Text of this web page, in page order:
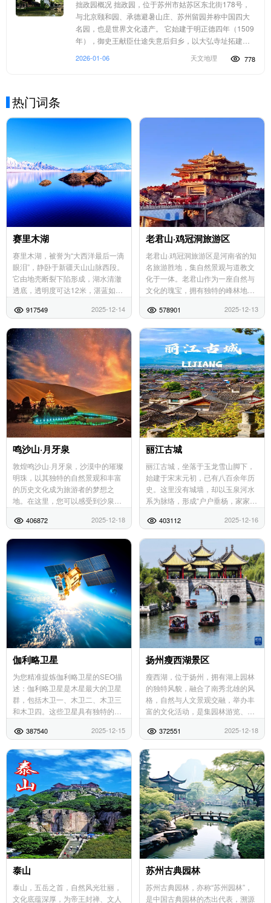
拙政园概况 拙政园，位于苏州市姑苏区东北街178号，
与北京颐和园、承德避暑山庄、苏州留园并称中国四大
名园，也是世界文化遗产。 它始建于明正德四年（1509
年），御史王献臣仕途失意后归乡，以大弘寺址拓建此
地52000平方米，分东、中、西三部分。东部明快开
2026-01-06 天文地理 778
热门词条
赛里木湖
赛里木湖，被誉为“大西洋最后一滴
眼泪”，静卧于新疆天山山脉西段。
它由地壳断裂下陷形成，湖水清澈
透底，透明度可达12米，湛蓝如宝
花怒放，绿草如茵；冬季，冰面晶
917549 2025-12-14
老君山·鸡冠洞旅游区
老君山·鸡冠洞旅游区是河南省的知
名旅游胜地，集自然景观与道教文
化于一体。老君山作为一座自然与
文化的瑰宝，拥有独特的峰林地貌
里画屏、追梦谷等。鸡冠洞则是一
578901 2025-12-13
鸣沙山·月牙泉
敦煌鸣沙山·月牙泉，沙漠中的璀璨
明珠，以其独特的自然景观和丰富
的历史文化成为旅游者的梦想之
地。在这里，您可以感受到沙泉共
风光和神秘的民俗文化。景区提供
406872 2025-12-18
丽江古城
丽江古城，坐落于玉龙雪山脚下，
始建于宋末元初，已有八百余年历
史。这里没有城墙，却以玉泉河水
系为脉络，形成“户户垂杨，家家流
苏”“东方威尼斯”。古城内，纳西族
403112 2025-12-16
伽利略卫星
为您精准提炼伽利略卫星的SEO描
述：伽利略卫星是木星最大的卫星
群，包括木卫一、木卫二、木卫三
和木卫四。这些卫星具有独特的特
天探测和文学创作的关注。本文将
387540 2025-12-15
扬州瘦西湖景区
瘦西湖，位于扬州，拥有湖上园林
的独特风貌，融合了南秀北雄的风
格，自然与人文景观交融，举办丰
富的文化活动，是集园林游览、市
体的旅游胜地。其园林特色鲜明，
372551 2025-12-18
泰山
泰山，五岳之首，自然风光壮丽，
文化底蕴深厚，为帝王封禅、文人
苏州古典园林
苏州古典园林，亦称“苏州园林”，
是中国古典园林的杰出代表，溯源